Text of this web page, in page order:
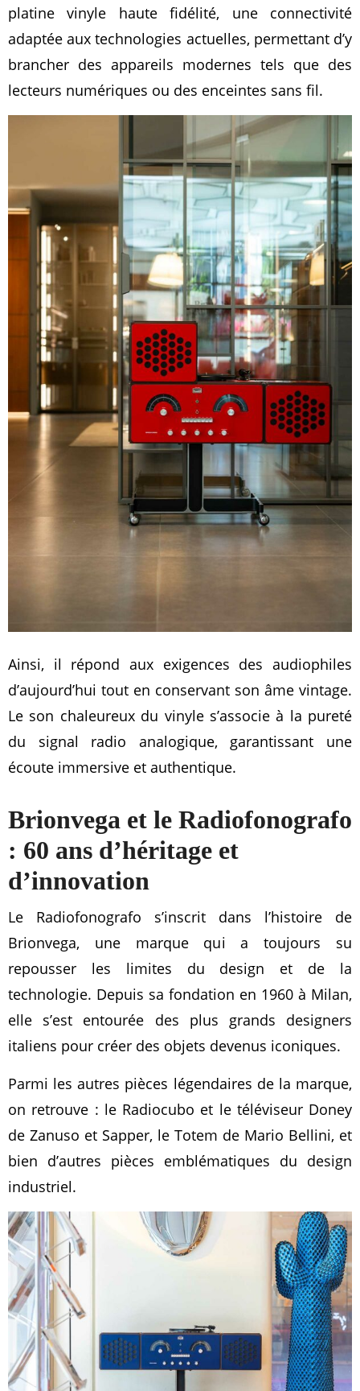
platine vinyle haute fidélité, une connectivité
adaptée aux technologies actuelles, permettant d’y
brancher des appareils modernes tels que des
lecteurs numériques ou des enceintes sans fil.
Ainsi, il répond aux exigences des audiophiles
d’aujourd’hui tout en conservant son âme vintage.
Le son chaleureux du vinyle s’associe à la pureté
du signal radio analogique, garantissant une
écoute immersive et authentique.
Brionvega et le Radiofonografo
: 60 ans d’héritage et
d’innovation
Le Radiofonografo s’inscrit dans l’histoire de
Brionvega, une marque qui a toujours su
repousser les limites du design et de la
technologie. Depuis sa fondation en 1960 à Milan,
elle s’est entourée des plus grands designers
italiens pour créer des objets devenus iconiques.
Parmi les autres pièces légendaires de la marque,
on retrouve : le Radiocubo et le téléviseur Doney
de Zanuso et Sapper, le Totem de Mario Bellini, et
bien d’autres pièces emblématiques du design
industriel.